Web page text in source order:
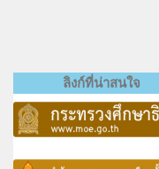
ลิงก์ที่น่าสนใจ